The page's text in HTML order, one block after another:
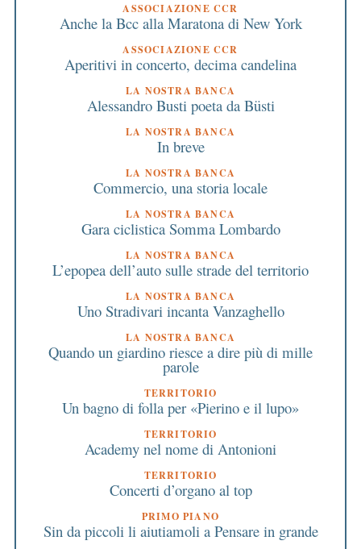
ASSOCIAZIONE CCR
Anche la Bcc alla Maratona di New York
ASSOCIAZIONE CCR
Aperitivi in concerto, decima candelina
LA NOSTRA BANCA
Alessandro Busti poeta da Büsti
LA NOSTRA BANCA
In breve
LA NOSTRA BANCA
Commercio, una storia locale
LA NOSTRA BANCA
Gara ciclistica Somma Lombardo
LA NOSTRA BANCA
L’epopea dell’auto sulle strade del territorio
LA NOSTRA BANCA
Uno Stradivari incanta Vanzaghello
LA NOSTRA BANCA
Quando un giardino riesce a dire più di mille
parole
TERRITORIO
Un bagno di folla per «Pierino e il lupo»
TERRITORIO
Academy nel nome di Antonioni
TERRITORIO
Concerti d’organo al top
PRIMO PIANO
Sin da piccoli li aiutiamoli a Pensare in grande